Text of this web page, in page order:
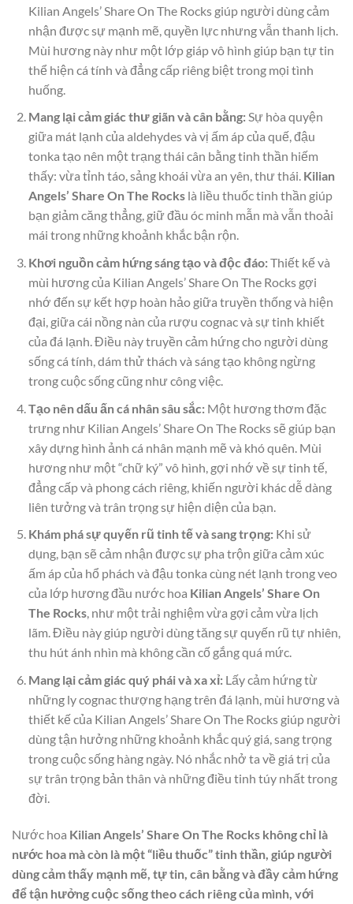
Kilian Angels’ Share On The Rocks giúp người dùng cảm
nhận được sự mạnh mẽ, quyền lực nhưng vẫn thanh lịch.
Mùi hương này như một lớp giáp vô hình giúp bạn tự tin
thể hiện cá tính và đẳng cấp riêng biệt trong mọi tình
huống.
Mang lại cảm giác thư giãn và cân bằng:Sự hòa quyện
giữa mát lạnh của aldehydes và vị ấm áp của quế, đậu
tonka tạo nên một trạng thái cân bằng tinh thần hiếm
thấy: vừa tỉnh táo, sảng khoái vừa an yên, thư thái. Kilian
Angels’ Share On The Rocks là liều thuốc tinh thần giúp
bạn giảm căng thẳng, giữ đầu óc minh mẫn mà vẫn thoải
mái trong những khoảnh khắc bận rộn.
Khơi nguồn cảm hứng sáng tạo và độc đáo:Thiết kế và
mùi hương của Kilian Angels’ Share On The Rocks gợi
nhớ đến sự kết hợp hoàn hảo giữa truyền thống và hiện
đại, giữa cái nồng nàn của rượu cognac và sự tinh khiết
của đá lạnh. Điều này truyền cảm hứng cho người dùng
sống cá tính, dám thử thách và sáng tạo không ngừng
trong cuộc sống cũng như công việc.
Tạo nên dấu ấn cá nhân sâu sắc: Một hương thơm đặc
trưng như Kilian Angels’ Share On The Rocks sẽ giúp bạn
xây dựng hình ảnh cá nhân mạnh mẽ và khó quên. Mùi
hương như một “chữ ký” vô hình, gợi nhớ về sự tinh tế,
đẳng cấp và phong cách riêng, khiến người khác dễ dàng
liên tưởng và trân trọng sự hiện diện của bạn.
Khám phá sự quyến rũ tinh tế và sang trọng: Khi sử
dụng, bạn sẽ cảm nhận được sự pha trộn giữa cảm xúc
ấm áp của hổ phách và đậu tonka cùng nét lạnh trong veo
của lớp hương đầu nước hoa Kilian Angels’ Share On
The Rocks, như một trải nghiệm vừa gợi cảm vừa lịch
lãm. Điều này giúp người dùng tăng sự quyến rũ tự nhiên,
thu hút ánh nhìn mà không cần cố gắng quá mức.
Mang lại cảm giác quý phái và xa xỉ: Lấy cảm hứng từ
những ly cognac thượng hạng trên đá lạnh, mùi hương và
thiết kế của Kilian Angels’ Share On The Rocks giúp người
dùng tận hưởng những khoảnh khắc quý giá, sang trọng
trong cuộc sống hàng ngày. Nó nhắc nhở ta về giá trị của
sự trân trọng bản thân và những điều tinh túy nhất trong
đời.
Nước hoa Kilian Angels’ Share On The Rocks không chỉ là
nước hoa mà còn là một “liều thuốc” tinh thần, giúp người
dùng cảm thấy mạnh mẽ, tự tin, cân bằng và đầy cảm hứng
để tận hưởng cuộc sống theo cách riêng của mình, với